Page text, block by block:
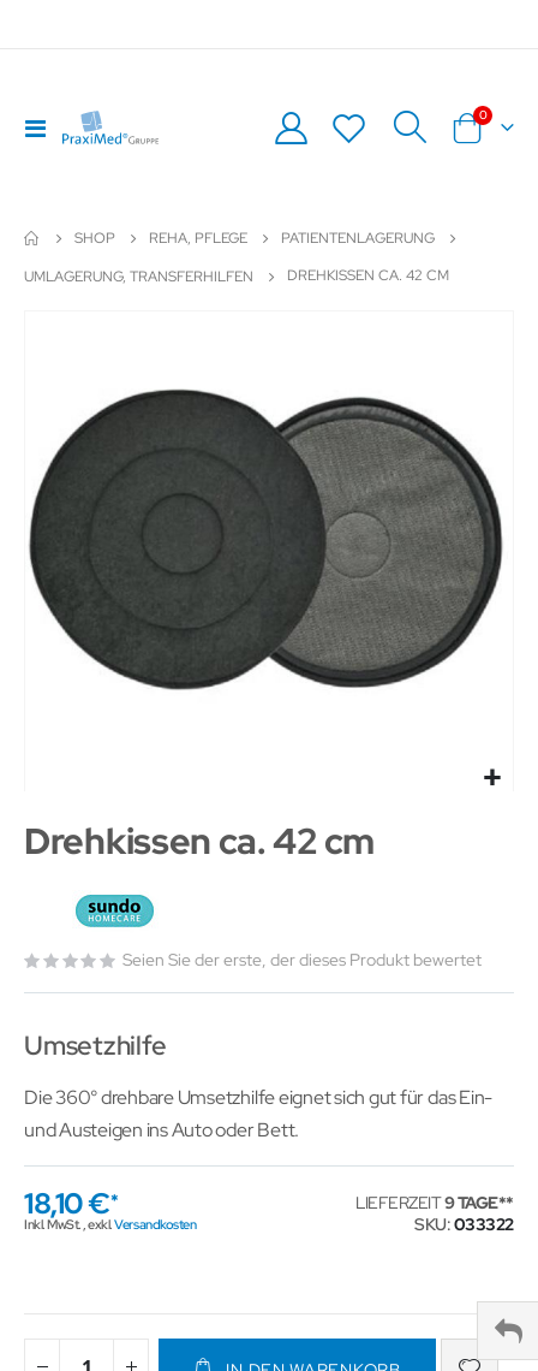
Navigation
umschalten
Warenkorb
0Artikel
SHOP REHA, PFLEGE
PATIENTENLAGERUNG
UMLAGERUNG, TRANSFERHILFEN
DREHKISSEN CA. 42 CM
Bildergalerie
springen
Drehkissen ca. 42 cm
Seien Sie der erste, der dieses Produkt bewertet
Umsetzhilfe
Die 360° drehbare Umsetzhilfe eignet sich gut für das Ein-
und Austeigen ins Auto oder Bett.
18,10 €
Inkl. MwSt.,exkl.Versandkosten
LIEFERZEIT9 TAGE
SKU 033322